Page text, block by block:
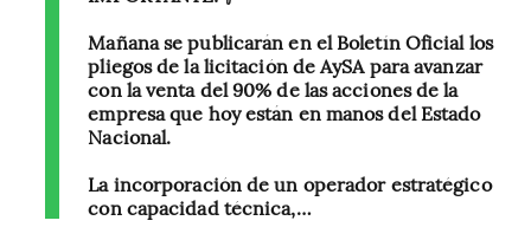
Mañana se publicarán en el Boletín Oficial los
pliegos de la licitación de AySA para avanzar
con la venta del 90% de las acciones de la
empresa que hoy están en manos del Estado
Nacional.
La incorporación de un operador estratégico
con capacidad técnica,…